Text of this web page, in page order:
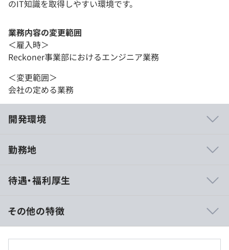
のIT知識を取得しやすい環境です。
業務内容の変更範囲
＜雇入時＞
Reckoner事業部におけるエンジニア業務
＜変更範囲＞
会社の定める業務
開発環境
サービスに関する全ての数字をAPIで取得できるプラベー
め、事業者自身が自由な解析ロジックを組むことができま
す。
勤務地
待遇・福利厚生
年棒制
※経験・能力を考慮のうえ、当社規定により決定。
その他の特徴